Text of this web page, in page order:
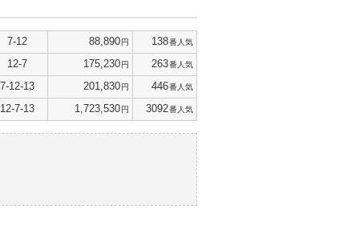
7-12 88,890円 138番人気
12-7 175,230円 263番人気
7-12-13 201,830円 446番人気
12-7-13 1,723,530円 3092番人気